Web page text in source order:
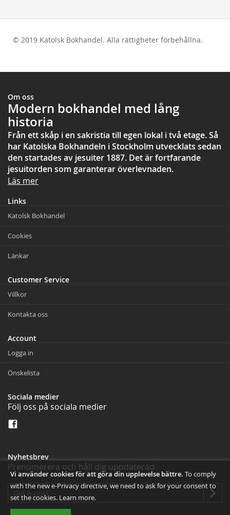
Vi använder cookies för att göra din upplevelse bättre. To comply
with the new e-Privacy directive, we need to ask for your consent to
set the cookies. Learn more.
© 2019 Katolsk Bokhandel. Alla rättigheter förbehållna.
Om oss
Modern bokhandel med lång
historia
Från ett skåp i en sakristia till egen lokal i två etage. Så
har Katolska Bokhandeln i Stockholm utvecklats sedan
den startades av jesuiter 1887. Det är fortfarande
jesuitorden som garanterar överlevnaden.
Läs mer
Links
Katolsk Bokhandel
Cookies
Länkar
Customer Service
Villkor
Kontakta oss
Account
Logga in
Önskelista
Sociala medier
Följ oss på sociala medier
Nyhetsbrev
Prenumerera och håll dig uppdaterad